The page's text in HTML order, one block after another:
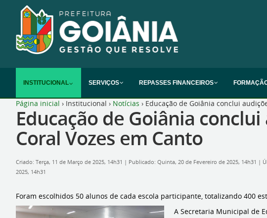
INSTITUCIONAL SERVIÇOS REPASSES FINANCEIROS
Página inicial › Institucional › Notícias › Educação de Goiânia conclui
Educação de Goiânia
Coral Vozes em Canto
Criado: Terça, 11 de Março de 2025, 14h31 | Publicado: Quinta, 20 de Fevereiro de 2025, 14h31 |
2025, 14h31
Foram escolhidos 50 alunos de cada escola participante, totalizando 400
A Secretaria Municipal de